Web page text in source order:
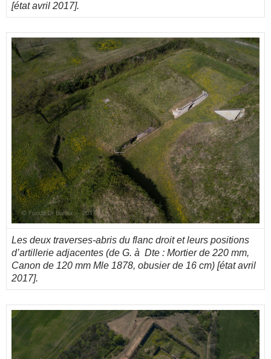
[état avril 2017].
Les deux traverses-abris du flanc droit et leurs positions
d’artillerie adjacentes (de G. à Dte : Mortier de 220 mm,
Canon de 120 mm Mle 1878, obusier de 16 cm) [étatavril
2017].